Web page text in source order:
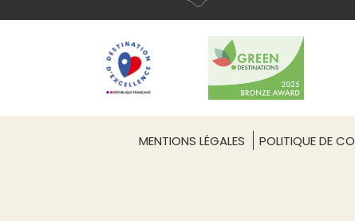
MENTIONS LÉGALES POLITIQUE DE